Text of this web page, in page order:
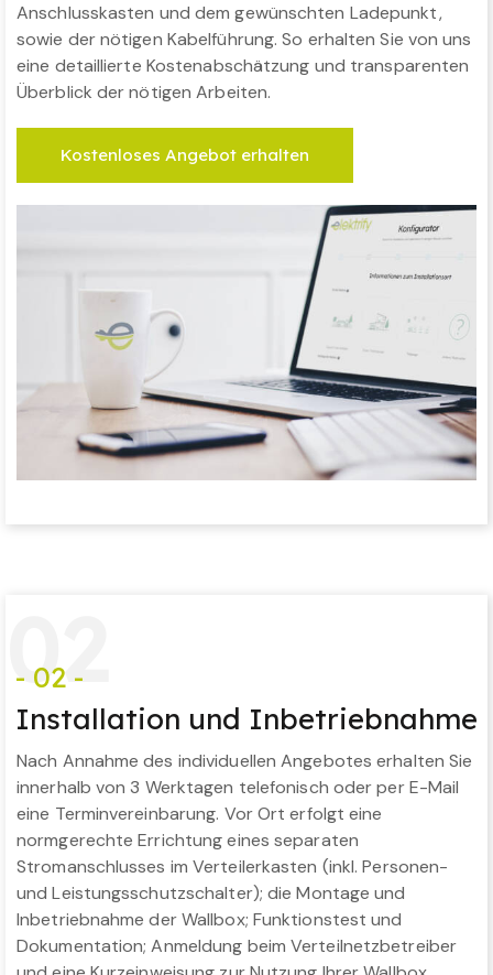
Anschlusskasten und dem gewünschten Ladepunkt,
sowie der nötigen Kabelführung. So erhalten Sie von uns
eine detaillierte Kostenabschätzung und transparenten
Überblick der nötigen Arbeiten.
Kostenloses Angebot erhalten
02
- 02 -
Installation und Inbetriebnahme
Nach Annahme des individuellen Angebotes erhalten Sie
innerhalb von 3 Werktagen telefonisch oder per E-Mail
eine Terminvereinbarung. Vor Ort erfolgt eine
normgerechte Errichtung eines separaten
Stromanschlusses im Verteilerkasten (inkl. Personen-
und Leistungsschutzschalter); die Montage und
Inbetriebnahme der Wallbox; Funktionstest und
Dokumentation; Anmeldung beim Verteilnetzbetreiber